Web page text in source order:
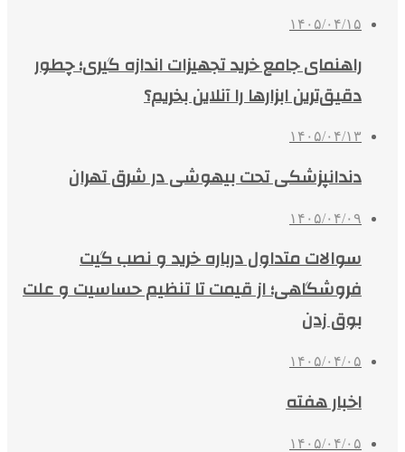
۱۴۰۵/۰۴/۱۵
راهنمای جامع خرید تجهیزات اندازه گیری؛ چطور
دقیق‌ترین ابزارها را آنلاین بخریم؟
۱۴۰۵/۰۴/۱۳
دندانپزشکی تحت بیهوشی در شرق تهران
۱۴۰۵/۰۴/۰۹
سوالات متداول درباره خرید و نصب گیت
فروشگاهی؛ از قیمت تا تنظیم حساسیت و علت
بوق زدن
۱۴۰۵/۰۴/۰۵
اخبار هفته
۱۴۰۵/۰۴/۰۵